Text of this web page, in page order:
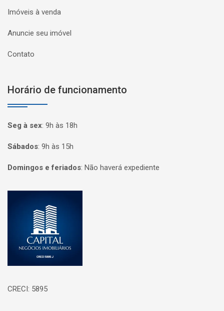
Imóveis à venda
Anuncie seu imóvel
Contato
Horário de funcionamento
Seg à sex: 9h às 18h
Sábados: 9h às 15h
Domingos e feriados: Não haverá expediente
CRECI: 5895